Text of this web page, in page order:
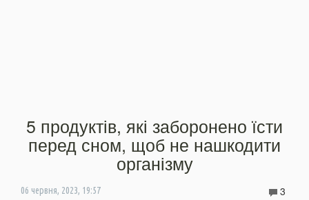
5 продуктів, які заборонено їсти
перед сном, щоб не нашкодити
організму
06 червня, 2023, 19:57 3